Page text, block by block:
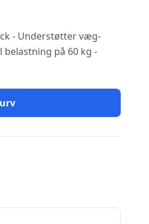
- Understøtter væg-
på 60 kg -